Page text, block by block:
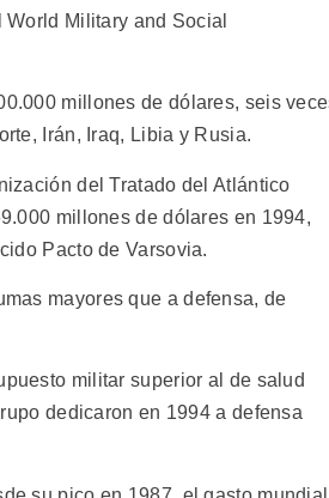
Military and Social
millones de dólares, seis
Irán, Iraq, Libia y Rusia.
del Tratado del Atlántico
millones de dólares en 1994,
Pacto de Varsovia.
mayores que a defensa, de
militar superior al de salud
dedicaron en 1994 a defensa